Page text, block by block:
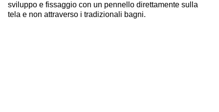
sviluppo e fissaggio con un pennello direttamente sulla
tela e non attraverso i tradizionali bagni.